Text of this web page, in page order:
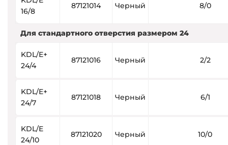
16/8
87121014 Черный 8/0
Для стандартного отверстия размером 24
KDL/E+
24/4
87121016 Черный 2/2
KDL/E+
24/7
87121018 Черный 6/1
KDL/E
24/10
87121020 Черный 10/0